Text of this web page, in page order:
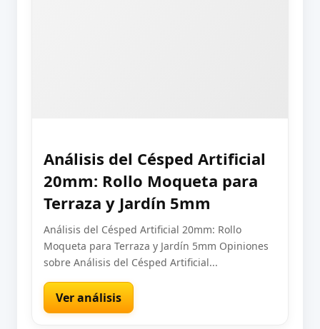
Análisis del Césped Artificial
20mm: Rollo Moqueta para
Terraza y Jardín 5mm
Análisis del Césped Artificial 20mm: Rollo
Moqueta para Terraza y Jardín 5mm Opiniones
sobre Análisis del Césped Artificial...
Ver análisis